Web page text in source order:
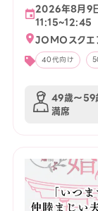
2026年8月9
11:15~12:45
JOMOスクエ
40代向け
49歳〜59
満席